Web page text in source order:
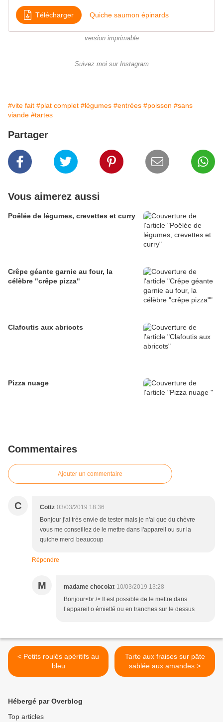
Télécharger Quiche saumon épinards
version imprimable
Suivez moi sur Instagram
#vite fait #plat complet #légumes #entrées #poisson #sans
viande #tartes
Partager
Vous aimerez aussi
Poêlée de légumes, crevettes et curry
Crêpe géante garnie au four, la
célèbre "crêpe pizza"
Clafoutis aux abricots
Pizza nuage
Commentaires
Ajouter un commentaire
C Cottz 03/03/2019 18:36
Bonjour j'ai très envie de tester mais je n'ai que du chèvre
vous me conseillez de le mettre dans l'appareil ou sur la
quiche merci beaucoup
Répondre
M madame chocolat 10/03/2019 13:28
Bonjour<br /> Il est possible de le mettre dans
l’appareil o émietté ou en tranches sur le dessus
< Petits roulés apéritifs au
bleu
Tarte aux fraises sur pâte
sablée aux amandes >
Hébergé par Overblog
Top articles